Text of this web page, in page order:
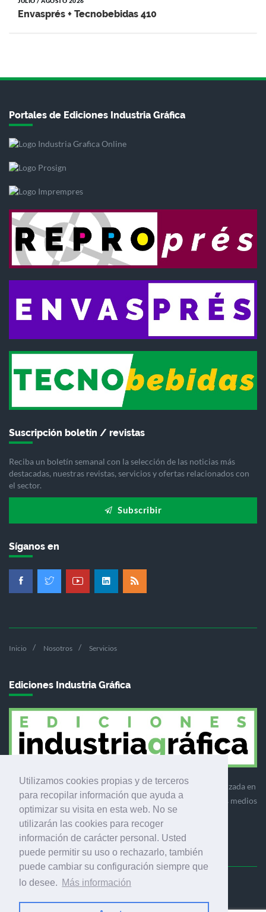
Utilizamos cookies propias y de terceros
para recopilar información que ayuda a
optimizar su visita en esta web. No se
utilizarán las cookies para recoger
información de carácter personal. Usted
puede permitir su uso o rechazarlo, también
puede cambiar su configuración siempre que
lo desee. Más información
Envasprés + Tecnobebidas 410
Portales de Ediciones Industria Gráfica
Suscripción boletín / revistas
Reciba un boletín semanal con la selección de las noticias más
destacadas, nuestras revistas, servicios y ofertas relacionados con
el sector.
Subscribir
Síganos en
Inicio Nosotros Servicios
Ediciones Industria Gráfica
Ediciones Industria Gráfica es una empresa editora especializada en
el mercado de la comunicación gráfica que engloba diversos medios
profesionales especializados en el mercado gráfico, la
comunicación visual y el envasado.
Ediciones Industria Gráfica, S.C.P.
Calle Fluvià 257, bajos, 08020 Barcelona (España)